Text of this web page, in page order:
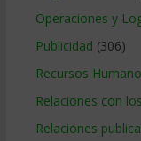
Operaciones y
Publicidad (306)
Recursos
Relaciones con
Relaciones